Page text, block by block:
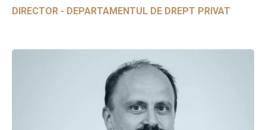
DIRECTOR - DEPARTAMENTUL DE DREPT PRIVAT